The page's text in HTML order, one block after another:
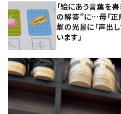
「絵にあう言葉を
の解答”に…母「正
撃の光景に「声出し
います」